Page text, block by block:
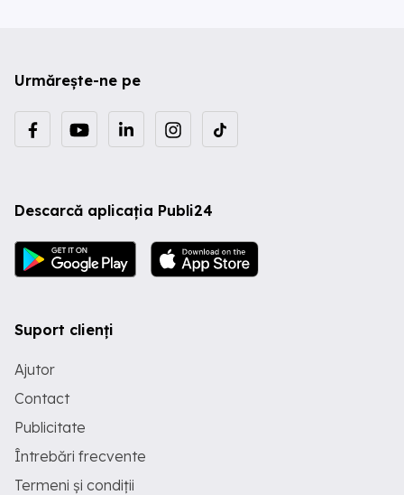
Urmărește-ne pe
Descarcă aplicația Publi24
Suport clienți
Ajutor
Contact
Publicitate
Întrebări frecvente
Termeni și condiții